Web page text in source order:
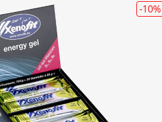
-10%